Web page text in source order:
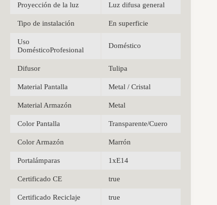
Proyección de la luz Luz difusa general
Tipo de instalación En superficie
Uso
DomésticoProfesional
Doméstico
Difusor Tulipa
Material Pantalla Metal / Cristal
Material Armazón Metal
Color Pantalla Transparente/Cuero
Color Armazón Marrón
Portalámparas 1xE14
Certificado CE true
Certificado Reciclaje true